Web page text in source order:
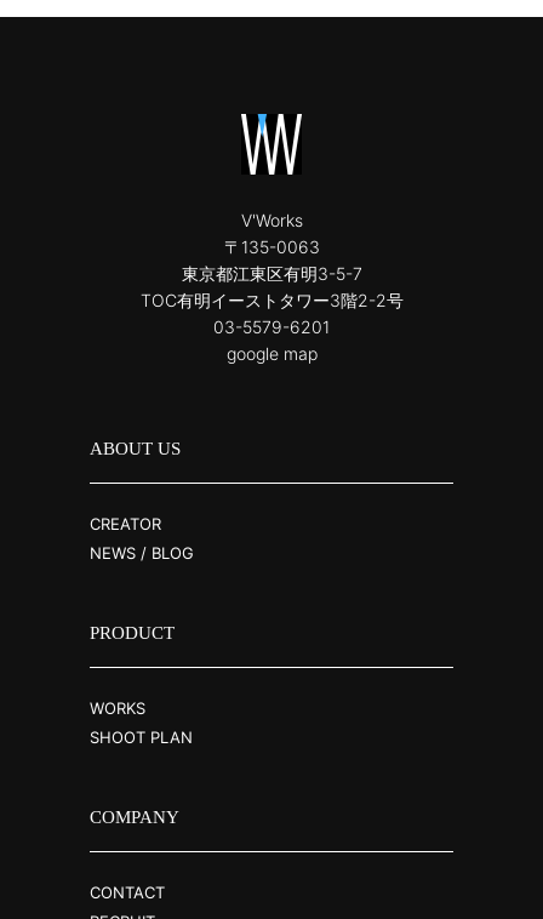
V'Works
〒135-0063
東京都江東区有明3-5-7
TOC有明イーストタワー3階2-2号
03-5579-6201
google map
ABOUT US
CREATOR
NEWS / BLOG
PRODUCT
WORKS
SHOOT PLAN
COMPANY
CONTACT